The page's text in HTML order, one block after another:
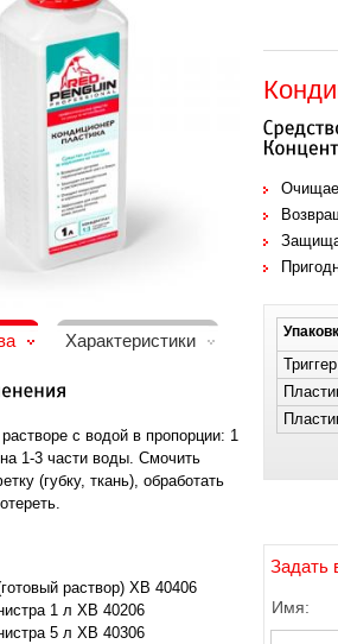
Характеристики
с водой в пропорции: 1
1-3 части воды. Смочить
(губку, ткань), обработать
раствор) ХВ 40406
1 л XB 40206
5 л XB 40306
Задать
Имя: